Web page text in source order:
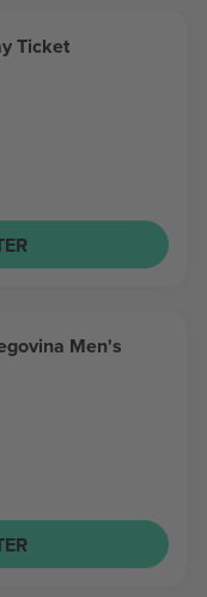
Ticket
Men's